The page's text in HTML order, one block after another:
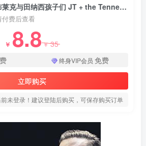
纪录片《贾斯汀·汀布莱克与田纳西孩子们 JT + the Tennessee Kids》下载
付费后查看
￥ 8.8￥35
终身VIP会员 免费
立即购买
未登录！建议登陆后购买，可保存购买订单